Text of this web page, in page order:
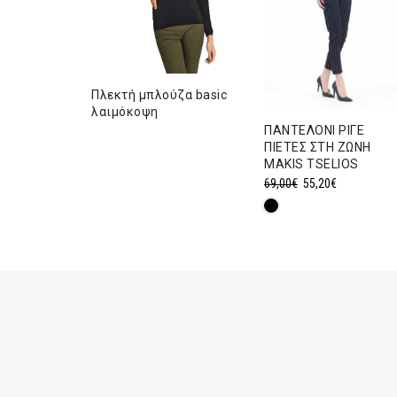
Πλεκτή μπλούζα basic
λαιμόκοψη
ΠΑΝΤΕΛΟΝΙ ΡΙΓΕ
ΠΙΕΤΕΣ ΣΤΗ ΖΩΝΗ
MAKIS TSELIOS
69,00€ Original
55,20€Η